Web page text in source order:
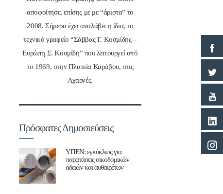
αποφοίτησε, επίσης με με “άριστα” το
2008. Σήμερα έχει αναλάβει η ίδια, το
τεχνικό γραφείο “Σάββας Γ. Κοσμίδης –
Ευρώπη Σ. Κοσμίδη” που λειτουργεί από
το 1969, στην Πλατεία Καράβου, στις
Αχαρνές.
Πρόσφατες Δημοσιεύσεις
ΥΠΕΝ: εγκύκλιος για
παρατάσεις οικοδομικών
αδειών και αυθαιρέτων